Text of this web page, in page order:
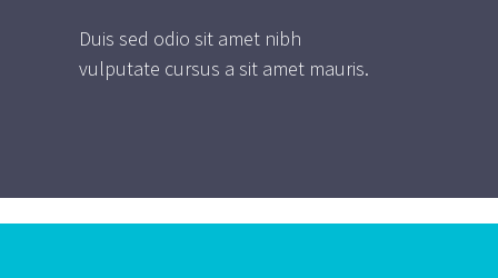
Duis sed odio sit amet nibh
vulputate cursus a sit amet mauris.